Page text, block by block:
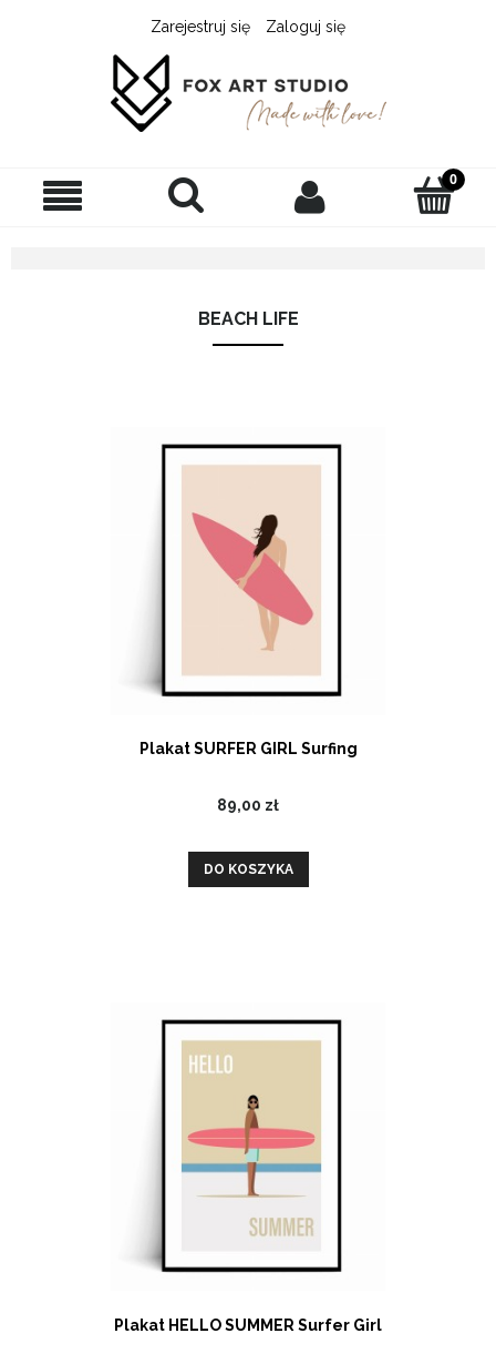
Zarejestruj się Zaloguj się
BEACH LIFE
Plakat SURFER GIRL Surfing
89,00 zł
DO KOSZYKA
Plakat HELLO SUMMER Surfer Girl